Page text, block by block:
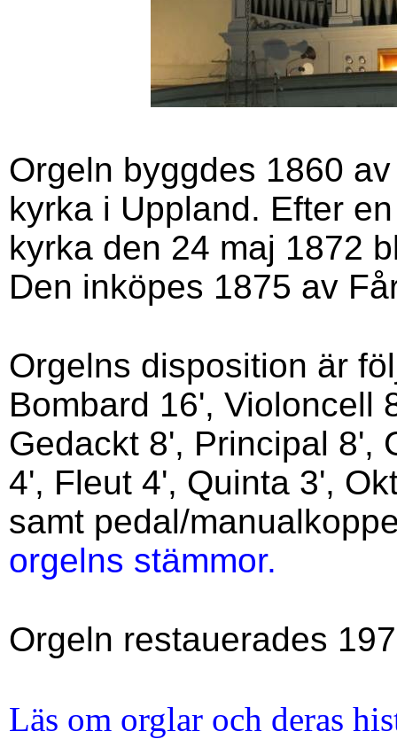
Orgeln byggdes 1860
kyrka i Uppland. Efter
kyrka den 24 maj 1872
Den inköpes 1875 av
Orgelns disposition är
Bombard 16', Violon­cell
Gedackt 8', Principal 8',
4', Fleut 4', Quinta 3',
samt pedal/
orgelns stämmor.
Orgeln restauerades
Läs om orglar och deras